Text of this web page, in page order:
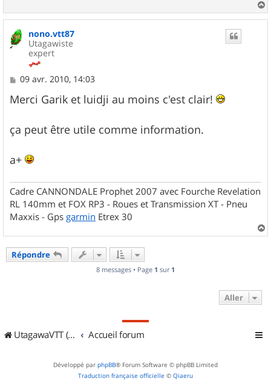
a
nono.vtt87
Utagawiste
expert
M
s
s
g
e
09 avr. 2010, 14:03
Merci Garik et luidji au moins c'est clair!
ça peut être utile comme information.
a+
Cadre CANNONDALE Prophet 2007 avec Fourche Revelation
RL 140mm et FOX RP3 - Roues et Transmission XT - Pneu
Maxxis - Gps garmin Etrex 30
a
Répondre
8 messages • Page 1 sur 1
Aller
UtagawaVTT (Randos VTT et VTTAE avec traces GPS) Accueil forum
Développé par phpBB® Forum Software © phpBB Limited
Traduction française officielle © Qiaeru